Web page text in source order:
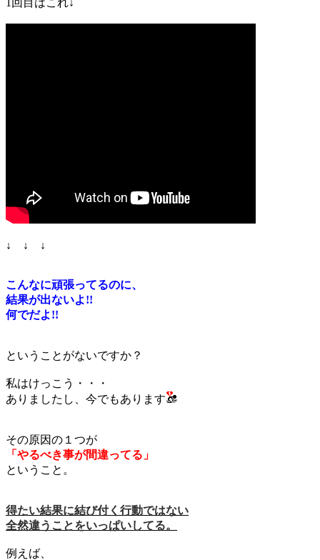
↓ ↓ ↓
こんなに頑張ってるのに、
結果が出ないよ!!
何でだよ!!
ということがないですか？
私はけっこう・・・
ありましたし、今でもあります
その原因の１つが
「やるべき事が間違ってる」
ということ。
得たい結果に結び付く行動ではない
全然違うことをいっぱいしてる。
例えば、